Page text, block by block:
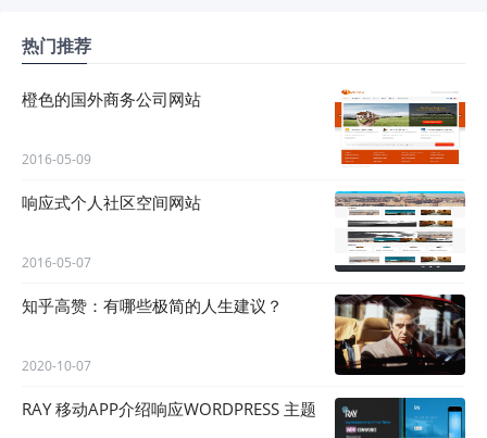
热门推荐
橙色的国外商务公司网站
2016-05-09
响应式个人社区空间网站
2016-05-07
知乎高赞：有哪些极简的人生建议？
2020-10-07
RAY 移动APP介绍响应WORDPRESS 主题